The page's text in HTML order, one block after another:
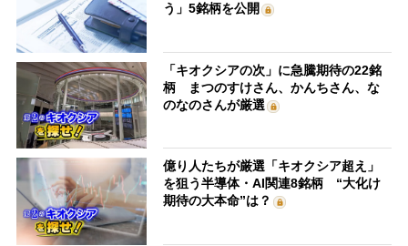
う」5銘柄を公開
「キオクシアの次」に急騰期待の22銘
柄 まつのすけさん、かんちさん、な
のなのさんが厳選
億り人たちが厳選「キオクシア超え」
を狙う半導体・AI関連8銘柄 “大化け
期待の大本命”は？